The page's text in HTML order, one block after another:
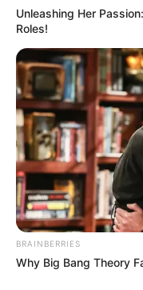
Unleashing Her
Roles!
BRAINBERRIES
Why Big Bang Theory